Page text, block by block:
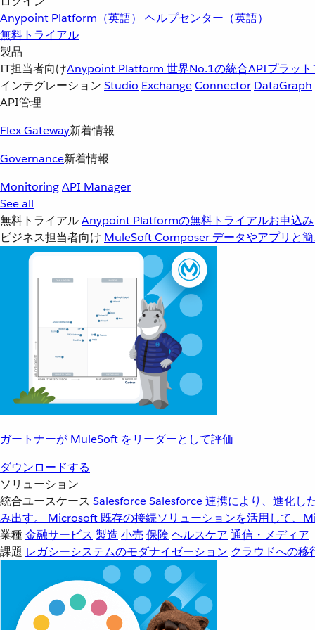
Anypoint Platform（英語） ヘルプセンター（英語）
無料トライアル
製品
IT担当者向けAnypoint Platform 世界No.1の統合APIプラッ
インテグレーション Studio ExchangeConnector DataGraph
API管理
Flex Gateway新着情報
Governance新着情報
MonitoringAPI Manager
See all
無料トライアルAnypoint Platformの無料トライアルお申込み
ビジネス担当者向け MuleSoft Composer データやアプリと
ガートナーが MuleSoft をリーダーとして評価
ダウンロードする
ソリューション
統合ユースケース SalesforceSalesforce 連携により、進化し
み出す。
Microsoft 既存の接続ソリューションを活用して、
業種金融サービス 製造 小売 保険 ヘルスケア 通信・メディア
課題 レガシーシステムのモダナイゼーション クラウドへの移